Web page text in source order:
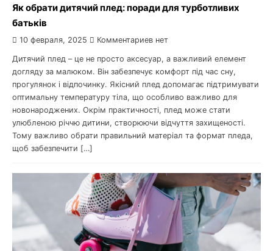
Як обрати дитячий плед: поради для турботливих
батьків
10 февраля, 2025 Комментариев нет
Дитячий плед – це не просто аксесуар, а важливий елемент
догляду за малюком. Він забезпечує комфорт під час сну,
прогулянок і відпочинку. Якісний плед допомагає підтримувати
оптимальну температуру тіла, що особливо важливо для
новонароджених. Окрім практичності, плед може стати
улюбленою річчю дитини, створюючи відчуття захищеності.
Тому важливо обрати правильний матеріал та формат пледа,
щоб забезпечити […]